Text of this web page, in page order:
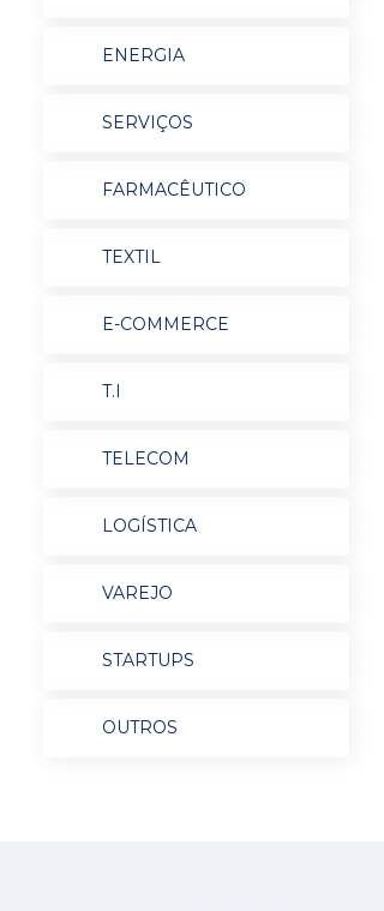
ENERGIA
SERVIÇOS
FARMACÊUTICO
TEXTIL
E-COMMERCE
T.I
TELECOM
LOGÍSTICA
VAREJO
STARTUPS
OUTROS